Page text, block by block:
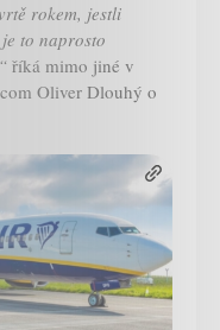
rokem, jestli
to naprosto
říká mimo jiné v
Oliver Dlouhý o